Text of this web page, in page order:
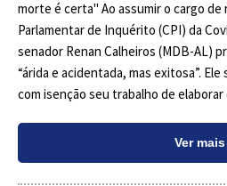
morte é certa" Ao assumir o cargo de
Parlamentar de Inquérito (CPI) da
senador Renan Calheiros (MDB-AL)
“árida e acidentada, mas exitosa”.
com isenção seu trabalho de
Ver mais